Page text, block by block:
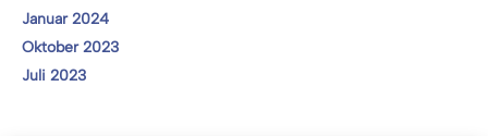
Januar 2024
Oktober 2023
Juli 2023